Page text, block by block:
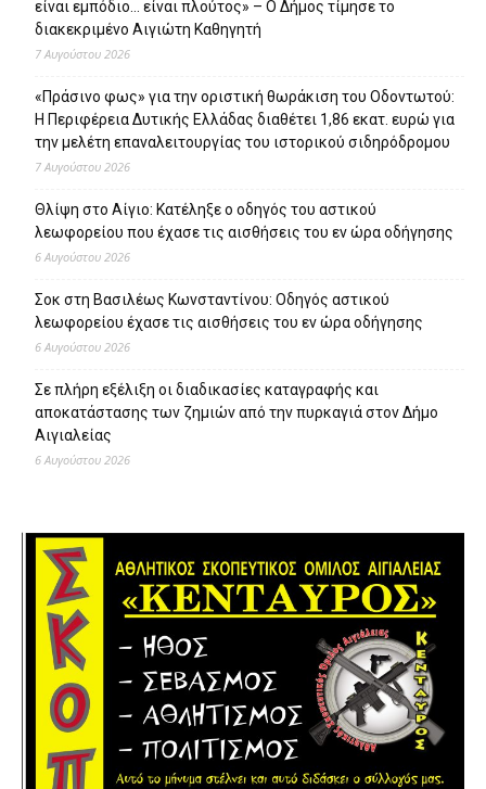
είναι εμπόδιο… είναι πλούτος» – O Δήμος τίμησε το
διακεκριμένο Αιγιώτη Καθηγητή
7 Αυγούστου 2026
«Πράσινο φως» για την οριστική θωράκιση του Οδοντωτού:
Η Περιφέρεια Δυτικής Ελλάδας διαθέτει 1,86 εκατ. ευρώ για
την μελέτη επαναλειτουργίας του ιστορικού σιδηρόδρομου
7 Αυγούστου 2026
Θλίψη στο Αίγιο: Κατέληξε ο οδηγός του αστικού
λεωφορείου που έχασε τις αισθήσεις του εν ώρα οδήγησης
6 Αυγούστου 2026
Σοκ στη Βασιλέως Κωνσταντίνου: Οδηγός αστικού
λεωφορείου έχασε τις αισθήσεις του εν ώρα οδήγησης
6 Αυγούστου 2026
Σε πλήρη εξέλιξη οι διαδικασίες καταγραφής και
αποκατάστασης των ζημιών από την πυρκαγιά στον Δήμο
Αιγιαλείας
6 Αυγούστου 2026